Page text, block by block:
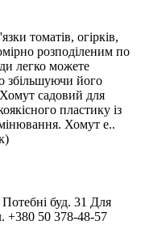
томатів, огірків,
розподіленим по
легко можете
збільшуючи його
садовий для
пластику із
Хомут е..
буд. 31 Для
+380 50 378-48-57